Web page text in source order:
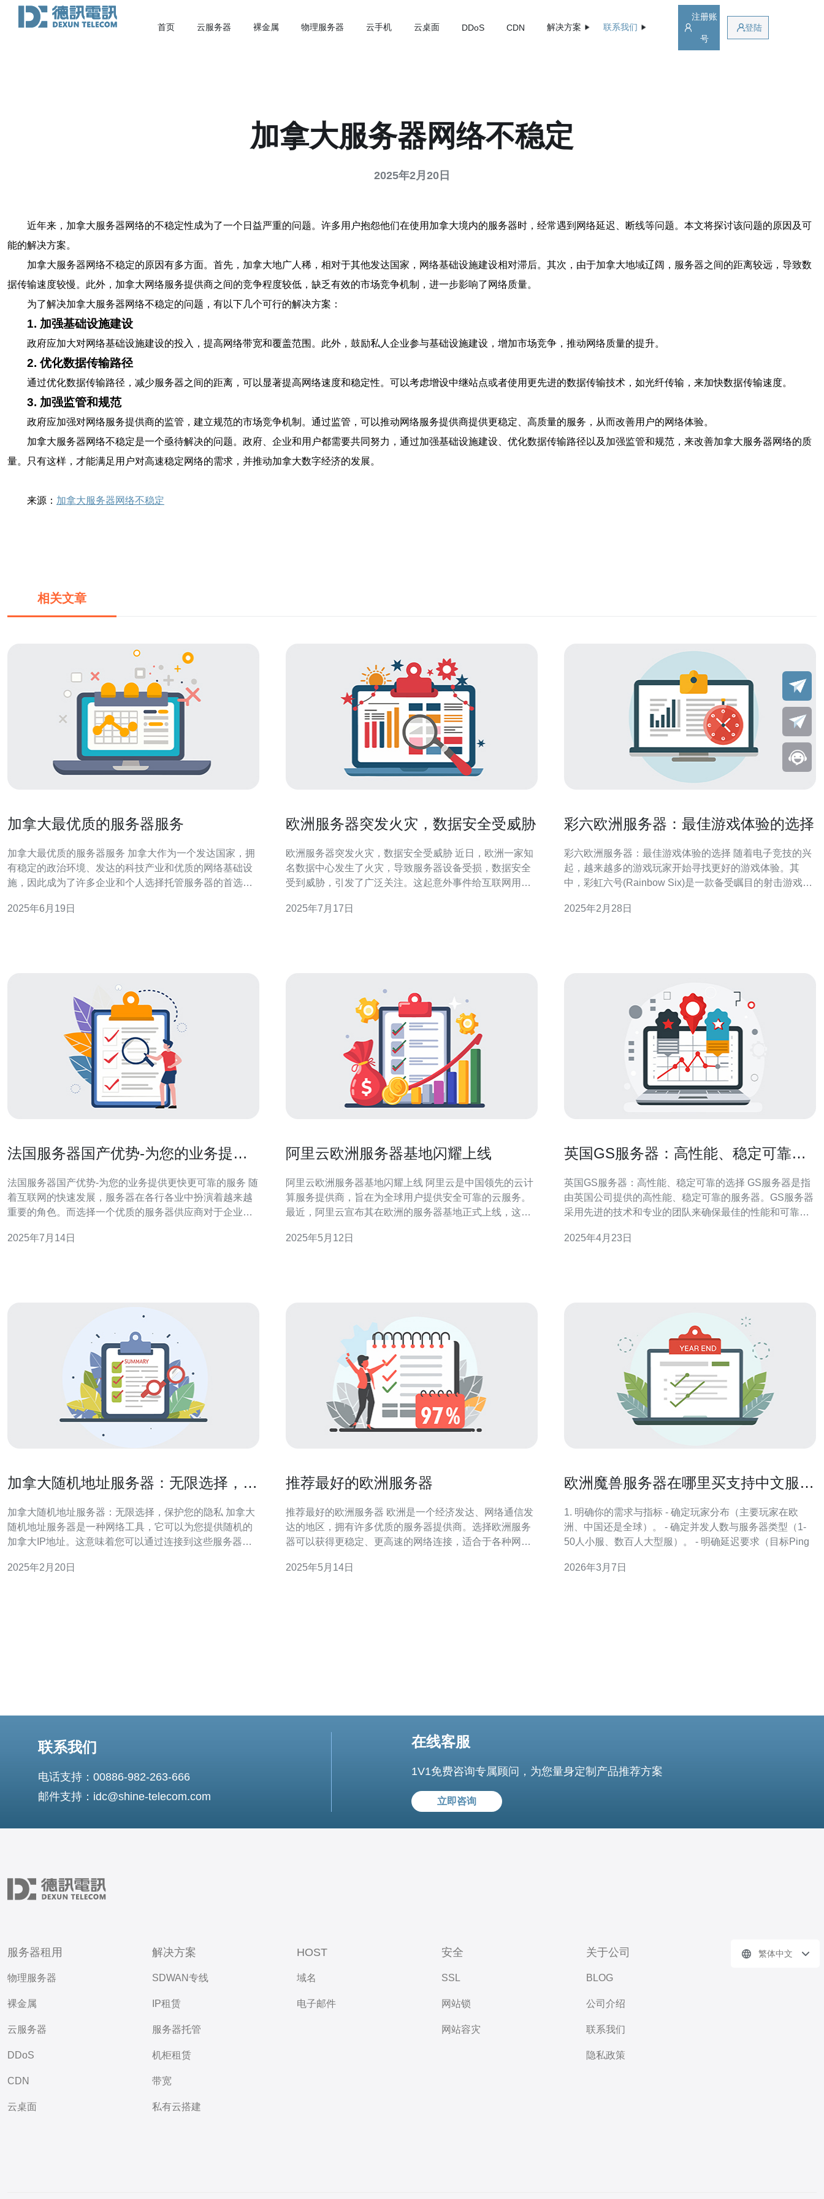
首页 云服务器 裸金属 物理服务器 云手机 云桌面 DDoS CDN 解决方案 联系我们
注册账
号
登陆
加拿大服务器网络不稳定
2025年2月20日
近年来，加拿大服务器网络的不稳定性成为了一个日益严重的问题。许多用户抱怨他们在使用加拿大境内的服务器时，经常遇到网络延迟、断线等问题。本文将探讨该问题的原因及可
能的解决方案。
加拿大服务器网络不稳定的原因有多方面。首先，加拿大地广人稀，相对于其他发达国家，网络基础设施建设相对滞后。其次，由于加拿大地域辽阔，服务器之间的距离较远，导致数
据传输速度较慢。此外，加拿大网络服务提供商之间的竞争程度较低，缺乏有效的市场竞争机制，进一步影响了网络质量。
为了解决加拿大服务器网络不稳定的问题，有以下几个可行的解决方案：
1. 加强基础设施建设
政府应加大对网络基础设施建设的投入，提高网络带宽和覆盖范围。此外，鼓励私人企业参与基础设施建设，增加市场竞争，推动网络质量的提升。
2. 优化数据传输路径
通过优化数据传输路径，减少服务器之间的距离，可以显著提高网络速度和稳定性。可以考虑增设中继站点或者使用更先进的数据传输技术，如光纤传输，来加快数据传输速度。
3. 加强监管和规范
政府应加强对网络服务提供商的监管，建立规范的市场竞争机制。通过监管，可以推动网络服务提供商提供更稳定、高质量的服务，从而改善用户的网络体验。
加拿大服务器网络不稳定是一个亟待解决的问题。政府、企业和用户都需要共同努力，通过加强基础设施建设、优化数据传输路径以及加强监管和规范，来改善加拿大服务器网络的质
量。只有这样，才能满足用户对高速稳定网络的需求，并推动加拿大数字经济的发展。
来源： 加拿大服务器网络不稳定
相关文章
加拿大最优质的服务器服务
加拿大最优质的服务器服务 加拿大作为一个发达国家，拥
有稳定的政治环境、发达的科技产业和优质的网络基础设
施，因此成为了许多企业和个人选择托管服务器的首选地
赞誉。 加拿大的服务器服务商提供的服务器性能一直是业
2025年6月19日
欧洲服务器突发火灾，数据安全受威胁
欧洲服务器突发火灾，数据安全受威胁 近日，欧洲一家知
名数据中心发生了火灾，导致服务器设备受损，数据安全
受到威胁，引发了广泛关注。这起意外事件给互联网用户
的重要性。 据悉，火灾发生在欧洲某数据中心的机房内
2025年7月17日
彩六欧洲服务器：最佳游戏体验的选择
彩六欧洲服务器：最佳游戏体验的选择 随着电子竞技的兴
起，越来越多的游戏玩家开始寻找更好的游戏体验。其
中，彩虹六号(Rainbow Six)是一款备受瞩目的射击游戏。
游戏体验的首选。 作为一个在线多人游戏，服务器的稳定
2025年2月28日
法国服务器国产优势-为您的业务提供
法国服务器国产优势-为您的业务提供更快更可靠的服务 随
着互联网的快速发展，服务器在各行各业中扮演着越来越
重要的角色。而选择一个优质的服务器供应商对于企业来
势，为您的业务提供更快更可靠的服务。 法国作为一个技
2025年7月14日
阿里云欧洲服务器基地闪耀上线
阿里云欧洲服务器基地闪耀上线 阿里云是中国领先的云计
算服务提供商，旨在为全球用户提供安全可靠的云服务。
最近，阿里云宣布其在欧洲的服务器基地正式上线，这一
的企业和个人都开始将数据存储和处理转移到云端。而在
2025年5月12日
英国GS服务器：高性能、稳定可靠的
英国GS服务器：高性能、稳定可靠的选择 GS服务器是指
由英国公司提供的高性能、稳定可靠的服务器。GS服务器
采用先进的技术和专业的团队来确保最佳的性能和可靠
软件设置，提供卓越的性能。无论是网站托管、应用程序
2025年4月23日
加拿大随机地址服务器：无限选择，保
加拿大随机地址服务器：无限选择，保护您的隐私 加拿大
随机地址服务器是一种网络工具，它可以为您提供随机的
加拿大IP地址。这意味着您可以通过连接到这些服务器来
私。 加拿大随机地址服务器为您提供了无限选择的IP地
2025年2月20日
推荐最好的欧洲服务器
推荐最好的欧洲服务器 欧洲是一个经济发达、网络通信发
达的地区，拥有许多优质的服务器提供商。选择欧洲服务
器可以获得更稳定、更高速的网络连接，适合于各种网络
器提供商： 1. OVH OVH是欧洲最大的服务器提供商之
2025年5月14日
欧洲魔兽服务器在哪里买支持中文服务
1. 明确你的需求与指标 - 确定玩家分布（主要玩家在欧
洲、中国还是全球）。 - 确定并发人数与服务器类型（1-
50人小服、数百人大型服）。 - 明确延迟要求（目标Ping
2026年3月7日
联系我们
电话支持：00886-982-263-666
邮件支持：idc@shine-telecom.com
在线客服
1V1免费咨询专属顾问，为您量身定制产品推荐方案
立即咨询
服务器租用
物理服务器
裸金属
云服务器
DDoS
CDN
云桌面
解决方案
SDWAN专线
IP租赁
服务器托管
机柜租赁
带宽
私有云搭建
HOST
域名
电子邮件
安全
SSL
网站锁
网站容灾
关于公司
BLOG
公司介绍
联系我们
隐私政策
繁体中文